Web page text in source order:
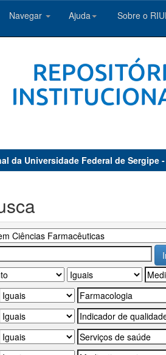
Navegar Ajuda Sobre o
da Universidade Federal de Sergipe -